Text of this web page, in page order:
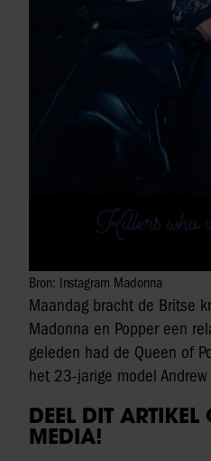
Bron: Instagram Madonna
Maandag bracht de Britse
Madonna en Popper een
geleden had de Queen of
het 23-jarige model Andrew
DEEL DIT
MEDIA!